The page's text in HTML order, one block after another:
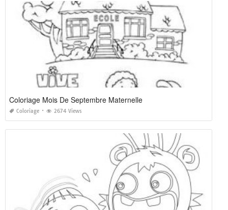
Coloriage Mois De Septembre Maternelle
Coloriage 2674 Views